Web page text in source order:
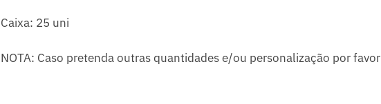
Caixa: 25 uni
NOTA: Caso pretenda outras quantidades e/ou personalização por favor